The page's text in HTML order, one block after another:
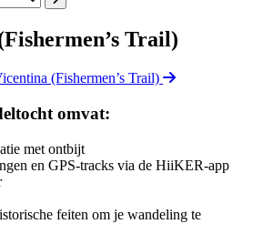
Trail)
(Fishermen’s Trail)
omvat:
met ontbijt
en GPS-tracks via de HiiKER-app
feiten om je wandeling te